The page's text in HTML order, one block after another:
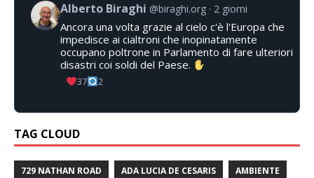
Alberto Biraghi @biraghi.org 2 giorni
Ancora una volta grazie al cielo c'è l'Europa che
impedisce ai cialtroni che inopinatamente
occupano poltrone in Parlamento di fare ulteriori
disastri coi soldi del Paese.
37 2
TAG CLOUD
729 NATHAN ROAD ADA LUCIA DE CESARIS AMBIENTE